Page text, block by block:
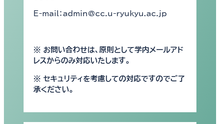
E-mail：admin@cc.u-ryukyu.ac.jp
※ お問い合わせは、原則として学内メールアド
レスからのみ対応いたします。
※ セキュリティを考慮しての対応ですのでご了
承ください。